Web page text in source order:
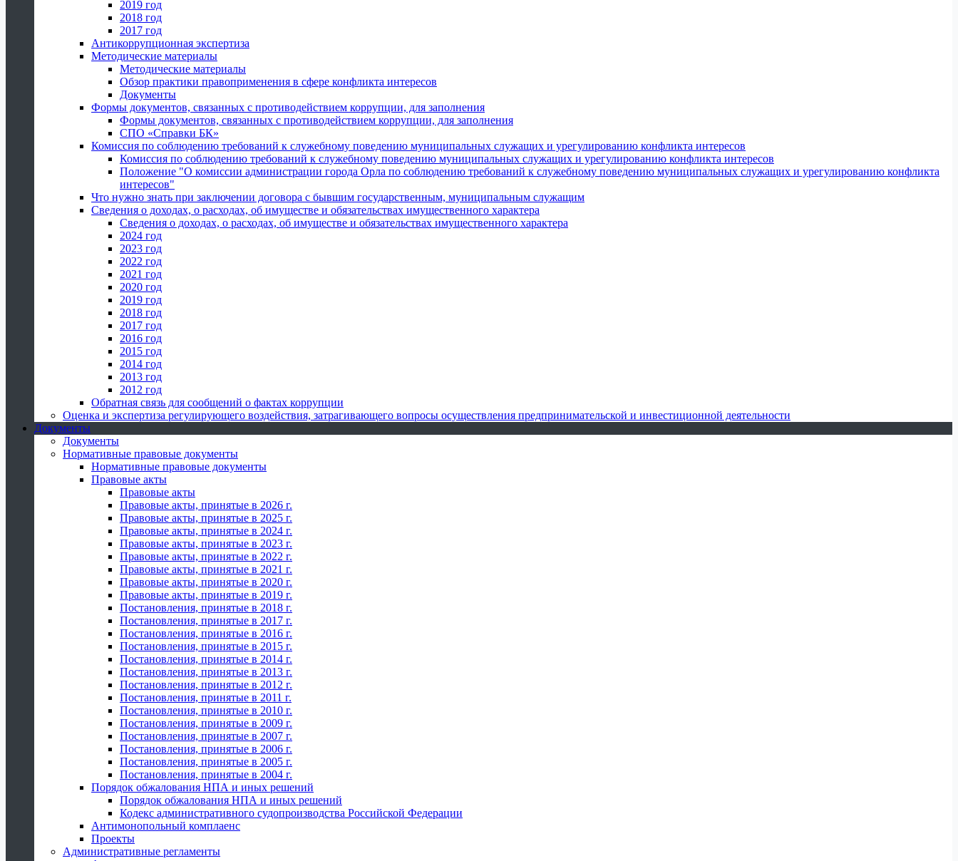
2019 год
2018 год
2017 год
Антикоррупционная экспертиза
Методические материалы
Методические материалы
Обзор практики правоприменения в сфере конфликта интересов
Документы
Формы документов, связанных с противодействием коррупции, для заполнения
Формы документов, связанных с противодействием коррупции, для заполнения
СПО «Справки БК»
Комиссия по соблюдению требований к служебному поведению муниципальных служащих и урегулированию конфликта интересов
Комиссия по соблюдению требований к служебному поведению муниципальных служащих и урегулированию конфликта интересов
Положение "О комиссии администрации города Орла по соблюдению требований к служебному поведению муниципальных служащих и урегулированию конфликта
интересов"
Что нужно знать при заключении договора с бывшим государственным, муниципальным служащим
Сведения о доходах, о расходах, об имуществе и обязательствах имущественного характера
Сведения о доходах, о расходах, об имуществе и обязательствах имущественного характера
2024 год
2023 год
2022 год
2021 год
2020 год
2019 год
2018 год
2017 год
2016 год
2015 год
2014 год
2013 год
2012 год
Обратная связь для сообщений о фактах коррупции
Оценка и экспертиза регулирующего воздействия, затрагивающего вопросы осуществления предпринимательской и инвестиционной деятельности
Документы
Документы
Нормативные правовые документы
Нормативные правовые документы
Правовые акты
Правовые акты
Правовые акты, принятые в 2026 г.
Правовые акты, принятые в 2025 г.
Правовые акты, принятые в 2024 г.
Правовые акты, принятые в 2023 г.
Правовые акты, принятые в 2022 г.
Правовые акты, принятые в 2021 г.
Правовые акты, принятые в 2020 г.
Правовые акты, принятые в 2019 г.
Постановления, принятые в 2018 г.
Постановления, принятые в 2017 г.
Постановления, принятые в 2016 г.
Постановления, принятые в 2015 г.
Постановления, принятые в 2014 г.
Постановления, принятые в 2013 г.
Постановления, принятые в 2012 г.
Постановления, принятые в 2011 г.
Постановления, принятые в 2010 г.
Постановления, принятые в 2009 г.
Постановления, принятые в 2007 г.
Постановления, принятые в 2006 г.
Постановления, принятые в 2005 г.
Постановления, принятые в 2004 г.
Порядок обжалования НПА и иных решений
Порядок обжалования НПА и иных решений
Кодекс административного судопроизводства Российской Федерации
Антимонопольный комплаенс
Проекты
Административные регламенты